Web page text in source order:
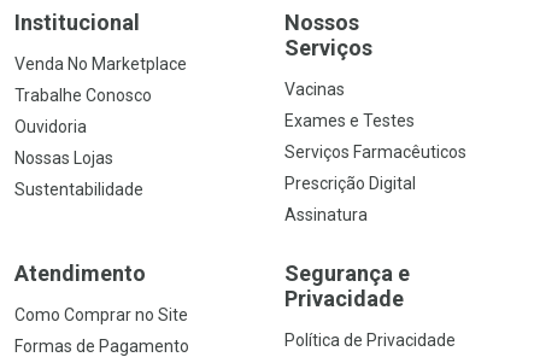
Institucional
Venda No Marketplace
Trabalhe Conosco
Ouvidoria
Nossas Lojas
Sustentabilidade
Nossos
Serviços
Vacinas
Exames e Testes
Serviços Farmacêuticos
Prescrição Digital
Assinatura
Atendimento
Como Comprar no Site
Formas de Pagamento
Segurança e
Privacidade
Política de Privacidade